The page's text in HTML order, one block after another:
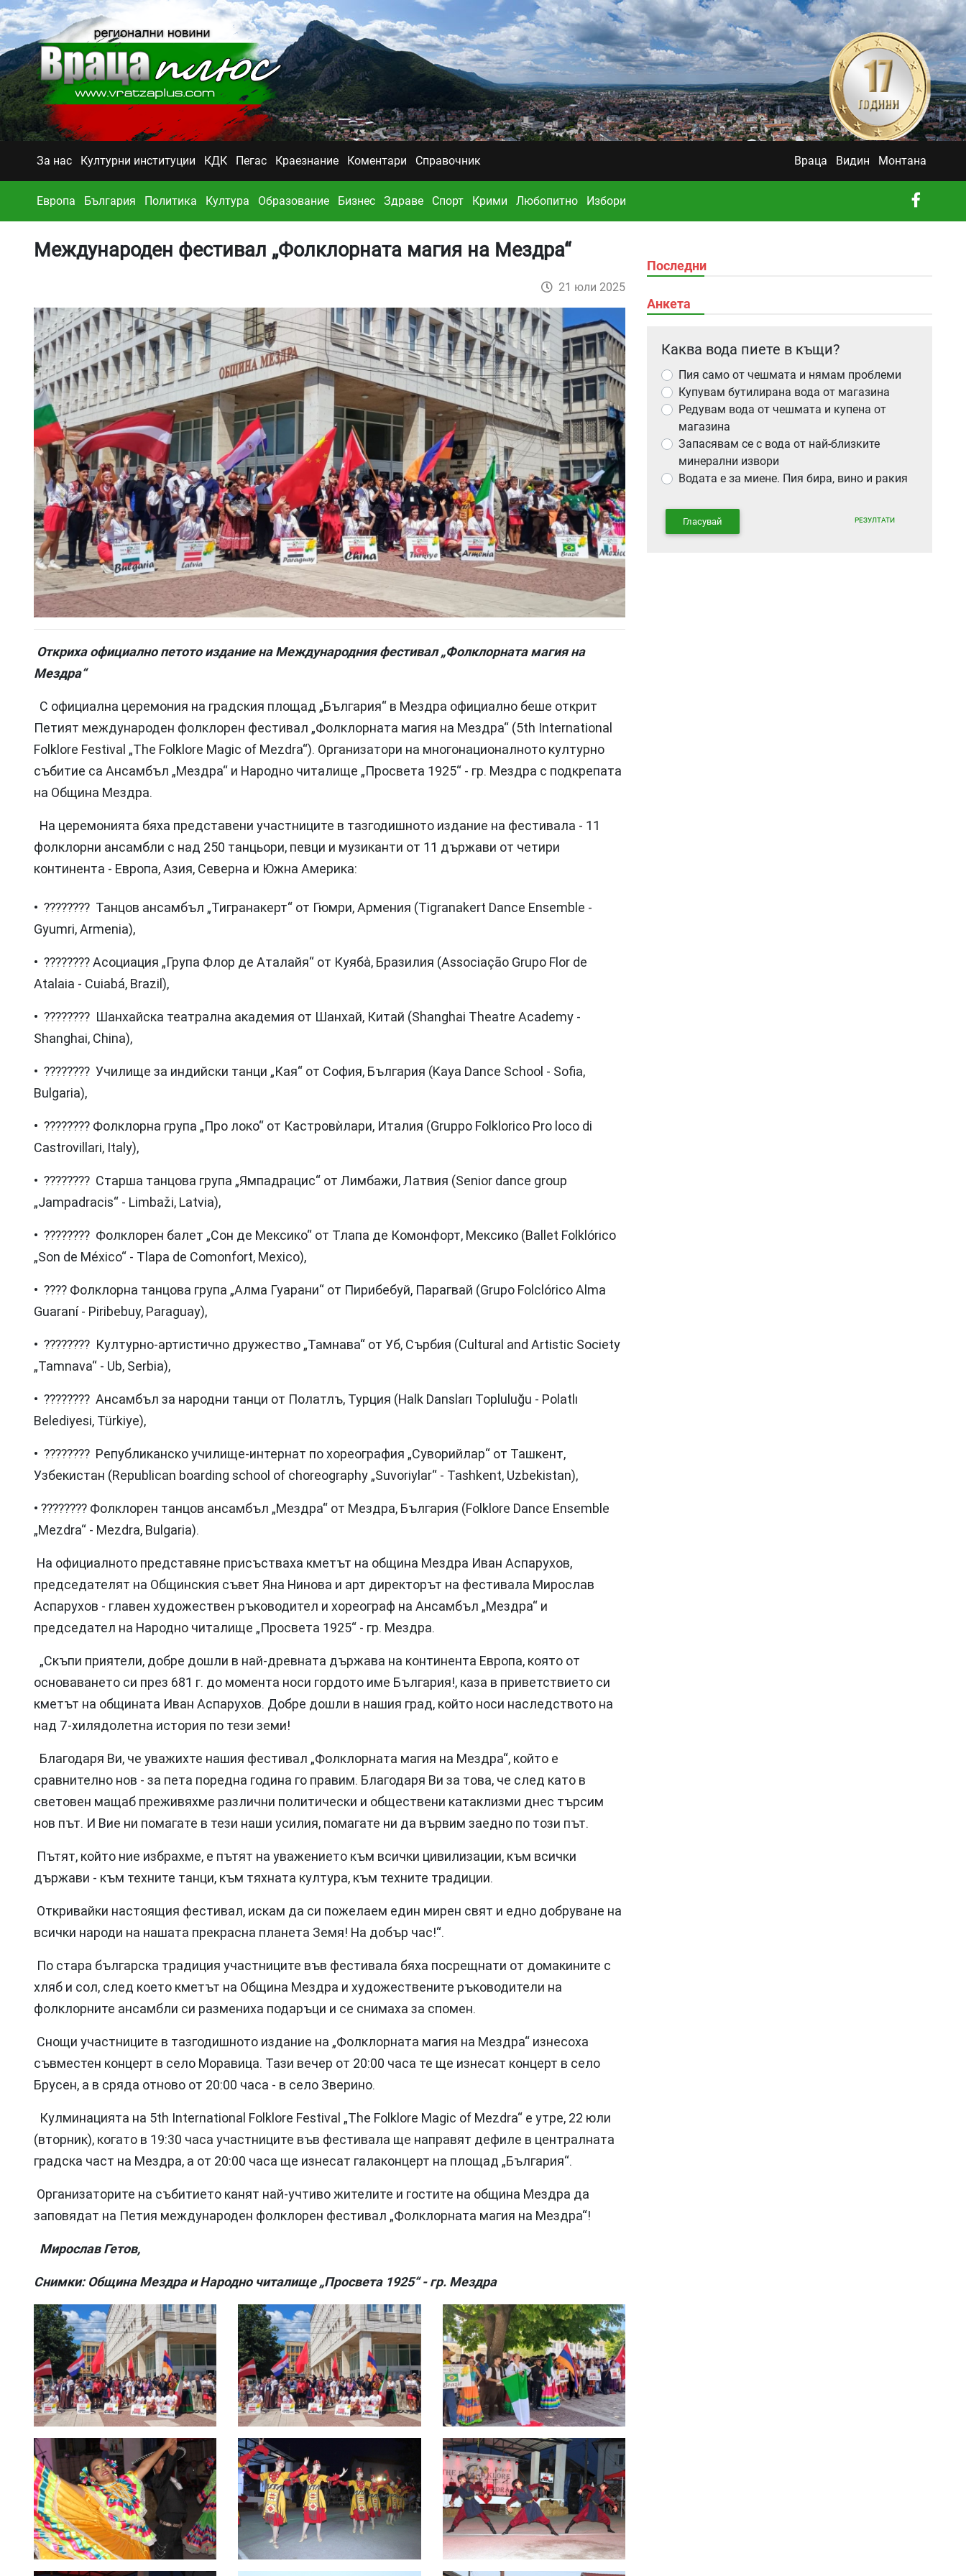
За нас Културни институции КДК Пегас Краезнание Коментари Справочник Враца Видин Монтана
Европа България Политика Култура Образование Бизнес Здраве Спорт Крими Любопитно Избори
Международен фестивал „Фолклорната магия на Мездра“
21 юли 2025
Откриха официално петото издание на Международния фестивал „Фолклорната магия на
Мездра“
С официална церемония на градския площад „България“ в Мездра официално беше открит
Петият международен фолклорен фестивал „Фолклорната магия на Мездра“ (5th International
Folklore Festival „The Folklore Magic of Mezdra“). Организатори на многонационалното културно
събитие са Ансамбъл „Мездра“ и Народно читалище „Просвета 1925“ - гр. Мездра с подкрепата
на Община Мездра.
На церемонията бяха представени участниците в тазгодишното издание на фестивала - 11
фолклорни ансамбли с над 250 танцьори, певци и музиканти от 11 държави от четири
континента - Европа, Азия, Северна и Южна Америка:
• ???????? Танцов ансамбъл „Тигранакерт“ от Гюмри, Армения (Tigranakert Dance Ensemble -
Gyumri, Armenia),
• ???????? Асоциация „Група Флор де Аталайя“ от Куяба̀, Бразилия (Associação Grupo Flor de
Atalaia - Cuiabá, Brazil),
• ???????? Шанхайска театрална академия от Шанхай, Китай (Shanghai Theatre Academy -
Shanghai, China),
• ???????? Училище за индийски танци „Кая“ от София, България (Kaya Dance School - Sofia,
Bulgaria),
• ???????? Фолклорна група „Про локо“ от Кастровѝлари, Италия (Gruppo Folklorico Pro loco di
Castrovillari, Italy),
• ???????? Старша танцова група „Ямпадрацис“ от Лимбажи, Латвия (Senior dance group
„Jampadracis“ - Limbaži, Latvia),
• ???????? Фолклорен балет „Сон де Мексико“ от Тлапа де Комонфорт, Мексико (Ballet Folklórico
„Son de México“ - Tlapa de Comonfort, Mexico),
• ???? Фолклорна танцова група „Алма Гуарани“ от Пирибебуй, Парагвай (Grupo Folclórico Alma
Guaraní - Piribebuy, Paraguay),
• ???????? Културно-артистично дружество „Тамнава“ от Уб, Сърбия (Cultural and Artistic Society
„Tamnava“ - Ub, Serbia),
• ???????? Ансамбъл за народни танци от Полатлъ, Турция (Halk Dansları Topluluğu - Polatlı
Belediyesi, Türkiye),
• ???????? Републиканско училище-интернат по хореография „Суворийлар“ от Ташкент,
Узбекистан (Republican boarding school of choreography „Suvoriylar“ - Tashkent, Uzbekistan),
• ???????? Фолклорен танцов ансамбъл „Мездра“ от Мездра, България (Folklore Dance Ensemble
„Mezdra“ - Мezdra, Bulgaria).
На официалното представяне присъстваха кметът на община Мездра Иван Аспарухов,
председателят на Общинския съвет Яна Нинова и арт директорът на фестивала Мирослав
Аспарухов - главен художествен ръководител и хореограф на Ансамбъл „Мездра“ и
председател на Народно читалище „Просвета 1925“ - гр. Мездра.
„Скъпи приятели, добре дошли в най-древната държава на континента Европа, която от
основаването си през 681 г. до момента носи гордото име България!, каза в приветствието си
кметът на общината Иван Аспарухов. Добре дошли в нашия град, който носи наследството на
над 7-хилядолетна история по тези земи!
Благодаря Ви, че уважихте нашия фестивал „Фолклорната магия на Мездра“, който е
сравнително нов - за пета поредна година го правим. Благодаря Ви за това, че след като в
световен мащаб преживяхме различни политически и обществени катаклизми днес търсим
нов път. И Вие ни помагате в тези наши усилия, помагате ни да вървим заедно по този път.
Пътят, който ние избрахме, е пътят на уважението към всички цивилизации, към всички
държави - към техните танци, към тяхната култура, към техните традиции.
Откривайки настоящия фестивал, искам да си пожелаем един мирен свят и едно добруване на
всички народи на нашата прекрасна планета Земя! На добър час!“.
По стара българска традиция участниците във фестивала бяха посрещнати от домакините с
хляб и сол, след което кметът на Община Мездра и художествените ръководители на
фолклорните ансамбли си размениха подаръци и се снимаха за спомен.
Снощи участниците в тазгодишното издание на „Фолклорната магия на Мездра“ изнесоха
съвместен концерт в село Моравица. Тази вечер от 20:00 часа те ще изнесат концерт в село
Брусен, а в сряда отново от 20:00 часа - в село Зверино.
Кулминацията на 5th International Folklore Festival „The Folklore Magic of Mezdra“ е утре, 22 юли
(вторник), когато в 19:30 часа участниците във фестивала ще направят дефиле в централната
градска част на Мездра, а от 20:00 часа ще изнесат галаконцерт на площад „България“.
Организаторите на събитието канят най-учтиво жителите и гостите на община Мездра да
заповядат на Петия международен фолклорен фестивал „Фолклорната магия на Мездра“!
Мирослав Гетов,
Снимки: Община Мездра и Народно читалище „Просвета 1925“ - гр. Мездра
Последни
Анкета
Каква вода пиете в къщи?
Пия само от чешмата и нямам проблеми
Купувам бутилирана вода от магазина
Редувам вода от чешмата и купена от
магазина
Запасявам се с вода от най-близките
минерални извори
Водата е за миене. Пия бира, вино и ракия
Гласувай РЕЗУЛТАТИ